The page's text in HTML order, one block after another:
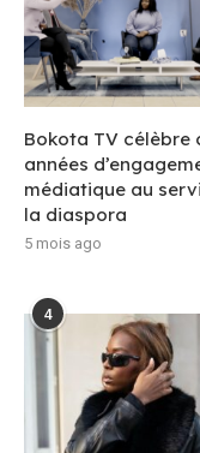
Bokota TV célèbre
années
médiatique au
la diaspora
5 mois ago
4